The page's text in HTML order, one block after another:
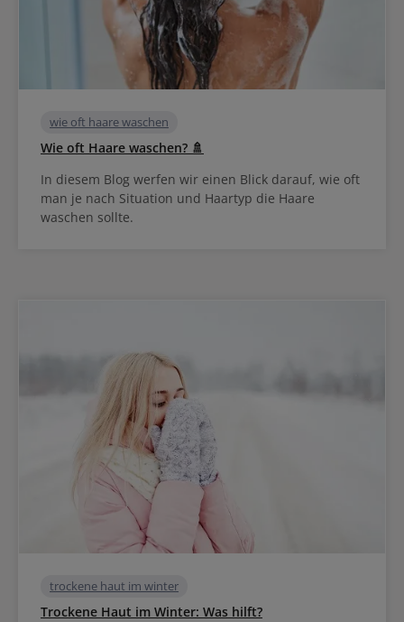
wie oft haare waschen
Wie oft Haare waschen? 🚿
In diesem Blog werfen wir einen Blick darauf, wie oft
man je nach Situation und Haartyp die Haare
waschen sollte.
trockene haut im winter
Trockene Haut im Winter: Was hilft?